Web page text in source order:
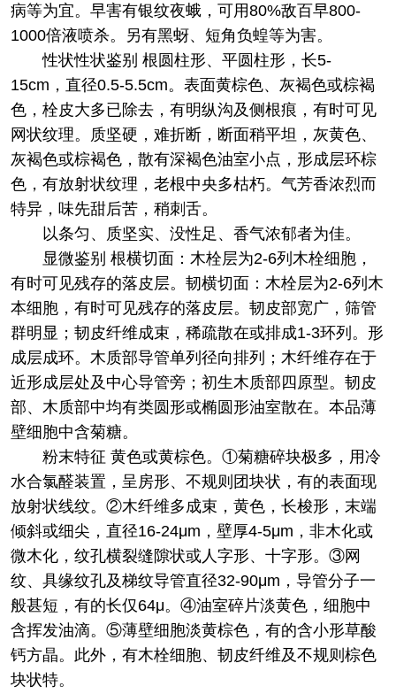
病等为宜。早害有银纹夜蛾，可用80%敌百早800-
1000倍液喷杀。另有黑蚜、短角负蝗等为害。
性状性状鉴别 根圆柱形、平圆柱形，长5-
15cm，直径0.5-5.5cm。表面黄棕色、灰褐色或棕褐
色，栓皮大多已除去，有明纵沟及侧根痕，有时可见
网状纹理。质坚硬，难折断，断面稍平坦，灰黄色、
灰褐色或棕褐色，散有深褐色油室小点，形成层环棕
色，有放射状纹理，老根中央多枯朽。气芳香浓烈而
特异，味先甜后苦，稍刺舌。
以条匀、质坚实、没性足、香气浓郁者为佳。
显微鉴别 根横切面：木栓层为2-6列木栓细胞，
有时可见残存的落皮层。韧横切面：木栓层为2-6列木
本细胞，有时可见残存的落皮层。韧皮部宽广，筛管
群明显；韧皮纤维成束，稀疏散在或排成1-3环列。形
成层成环。木质部导管单列径向排列；木纤维存在于
近形成层处及中心导管旁；初生木质部四原型。韧皮
部、木质部中均有类圆形或椭圆形油室散在。本品薄
壁细胞中含菊糖。
粉末特征 黄色或黄棕色。①菊糖碎块极多，用冷
水合氯醛装置，呈房形、不规则团块状，有的表面现
放射状线纹。②木纤维多成束，黄色，长梭形，末端
倾斜或细尖，直径16-24μm，壁厚4-5μm，非木化或
微木化，纹孔横裂缝隙状或人字形、十字形。③网
纹、具缘纹孔及梯纹导管直径32-90μm，导管分子一
般甚短，有的长仅64μ。④油室碎片淡黄色，细胞中
含挥发油滴。⑤薄壁细胞淡黄棕色，有的含小形草酸
钙方晶。此外，有木栓细胞、韧皮纤维及不规则棕色
块状特。